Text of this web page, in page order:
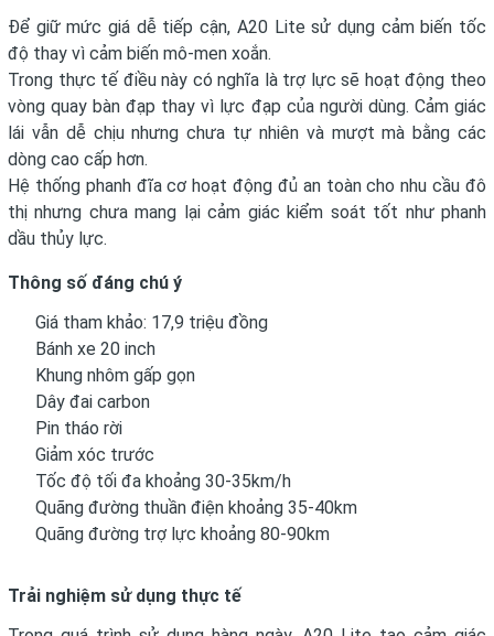
Để giữ mức giá dễ tiếp cận, A20 Lite sử dụng cảm biến tốc
độ thay vì cảm biến mô-men xoắn.
Trong thực tế điều này có nghĩa là trợ lực sẽ hoạt động theo
vòng quay bàn đạp thay vì lực đạp của người dùng. Cảm giác
lái vẫn dễ chịu nhưng chưa tự nhiên và mượt mà bằng các
dòng cao cấp hơn.
Hệ thống phanh đĩa cơ hoạt động đủ an toàn cho nhu cầu đô
thị nhưng chưa mang lại cảm giác kiểm soát tốt như phanh
dầu thủy lực.
Thông số đáng chú ý
Giá tham khảo: 17,9 triệu đồng
Bánh xe 20 inch
Khung nhôm gấp gọn
Dây đai carbon
Pin tháo rời
Giảm xóc trước
Tốc độ tối đa khoảng 30-35km/h
Quãng đường thuần điện khoảng 35-40km
Quãng đường trợ lực khoảng 80-90km
Trải nghiệm sử dụng thực tế